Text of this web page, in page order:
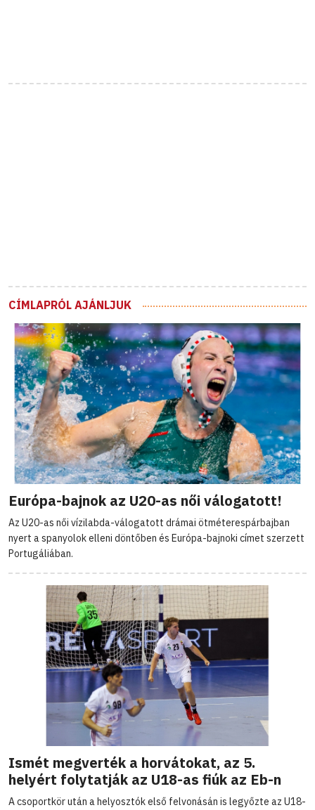
CÍMLAPRÓL AJÁNLJUK
Európa-bajnok az U20-as női válogatott!
Az U20-as női vízilabda-válogatott drámai ötméterespárbajban
nyert a spanyolok elleni döntőben és Európa-bajnoki címet szerzett
Portugáliában.
Ismét megverték a horvátokat, az 5.
helyért folytatják az U18-as fiúk az Eb-n
A csoportkör után a helyosztók első felvonásán is legyőzte az U18-